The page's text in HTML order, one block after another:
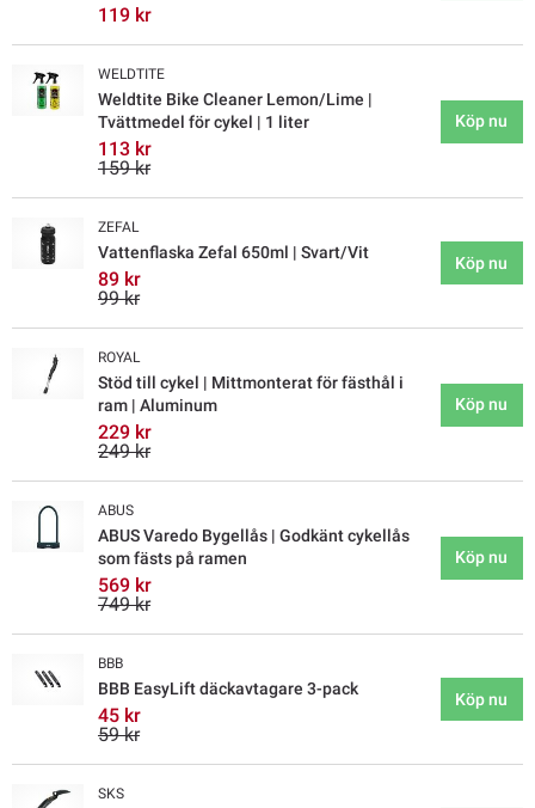
119 kr
WELDTITE
Weldtite Bike Cleaner Lemon/Lime |
Tvättmedel för cykel | 1 liter
113 kr
159 kr
Köp nu
ZEFAL
Vattenflaska Zefal 650ml | Svart/Vit
89 kr
99 kr
Köp nu
ROYAL
Stöd till cykel | Mittmonterat för fästhål i
ram | Aluminum
229 kr
249 kr
Köp nu
ABUS
ABUS Varedo Bygellås | Godkänt cykellås
som fästs på ramen
569 kr
749 kr
Köp nu
BBB
BBB EasyLift däckavtagare 3-pack
45 kr
59 kr
Köp nu
SKS